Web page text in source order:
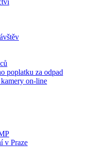
poplatku za odpad
on-line
v Praze